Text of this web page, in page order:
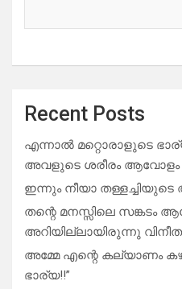
Recent Posts
എന്നാൽ മറ്റൊരാളുടെ
അവളുടെ ശരീരം ആവോളം
ഇന്നും നീയാ
തന്റെ മനസ്സിലെ സങ്കടം
അറിയില്ലായിരുന്നു
അമ്മേ എന്റെ കല്യാണം
ഭാര്യ!!”